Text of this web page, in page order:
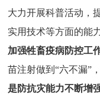
大力开展科普活动，
实用技术等方面的能
加强牲畜疫病防控工作
苗注射做到“六不漏”
是防抗灾能力不断增强